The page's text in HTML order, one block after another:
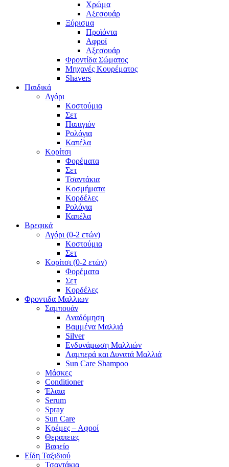
Χρώμα
Αξεσουάρ
Ξύρισμα
Προϊόντα
Αφροί
Αξεσουάρ
Φροντίδα Σώματος
Μηχανές Κουρέματος
Shavers
Παιδικά
Αγόρι
Κοστούμια
Σετ
Παπιγιόν
Ρολόγια
Καπέλα
Κορίτσι
Φορέματα
Σετ
Τσαντάκια
Κοσμήματα
Κορδέλες
Ρολόγια
Καπέλα
Βρεφικά
Αγόρι (0-2 ετών)
Κοστούμια
Σετ
Κορίτσι (0-2 ετών)
Φορέματα
Σετ
Κορδέλες
Φροντιδα Μαλλιων
Σαμπουάν
Αναδόμηση
Βαμμένα Μαλλιά
Silver
Ενδυνάμωση Μαλλιών
Λαμπερά και Δυνατά Μαλλιά
Sun Care Shampoo
Μάσκες
Conditioner
Έλαια
Serum
Spray
Sun Care
Κρέμες – Αφροί
Θεραπειες
Βαφείο
Είδη Ταξιδιού
Τσαντάκια